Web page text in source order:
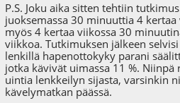
P.S. Joku aika sitten tehtiin
juoksemassa 30 minuuttia 4
myös 4 kertaa viikossa 30
viikkoa. Tutkimuksen jälkeen
lenkillä hapenottokyky parani
jotka kävivät uimassa 11 %. Niinpä
uintia lenkkeilyn sijasta, varsinkin
kävelymatkan päässä.